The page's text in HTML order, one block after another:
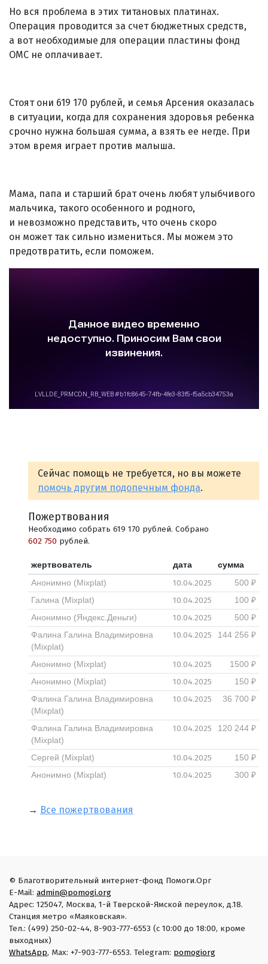
Но вся проблема в этих титановых платинах.
Операция проводится за счет бюджетных средств,
а вот необходимые для операции пластины фонд
ОМС не оплачивает.
Стоят они 619 170 рублей, и семья Арсения оказалась
в ситуации, когда для сохранения здоровья ребенка
срочно нужна большая сумма, а взять ее негде. При
этом время играет против малыша.
Мама, папа и старший брат очень любят улыбчивого
мальчика, такого особенного и родного,
и невозможно представить, что очень скоро
он может так сильно измениться. Мы можем это
предотвратить, если поможем.
Сейчас помощь не требуется, но вы можете
помочь другим подопечным фонда.
Пожертвования
Необходимо собрать 619 170 рублей. Собрано
602 750 рублей.
жертвователь дата
сумма
Анонимно (Mixplat)
10.04.2025
500 ₽
Галина (Mixplat)
10.04.2025
100 ₽
Анонимно (Яндекс.Деньги)
10.04.2025
500 ₽
Фалина Галина Владимировна
(Mixplat)
10.04.2025 144 256 ₽
Анонимно (Mixplat) 10.04.2025
1500 ₽
Анонимно (Mixplat)
10.04.2025
150 ₽
Фалина Галина Владимировна
(Mixplat)
10.04.2025 36 700 ₽
Фалина Галина Владимировна
(Mixplat)
10.04.2025 120 244 ₽
Сергей (Mixplat) 10.04.2025
150 ₽
Анонимно (Mixplat)
10.04.2025 300 ₽
→ Все пожертвования
© Благотворительный интернет-фонд Помоги.Орг
E-Mail: admin@pomogi.org
Адрес: 125047, Москва, 1-й Тверской-Ямской переулок, д.18.
Станция метро «Маяковская».
Тел.: (499) 250-02-44, 8-903-777-6553 (с 10:00 до 18:00, кроме
выходных)
WhatsApp, Max: +7-903-777-6553. Telegram: pomogiorg